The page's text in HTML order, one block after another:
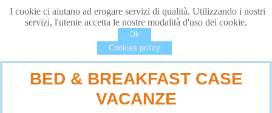
I cookie ci aiutano ad erogare servizi di qualità. Utilizzando i nostri
servizi, l'utente accetta le nostre modalità d'uso dei cookie.
Ok
Cookies policy
BED & BREAKFAST CASE
VACANZE